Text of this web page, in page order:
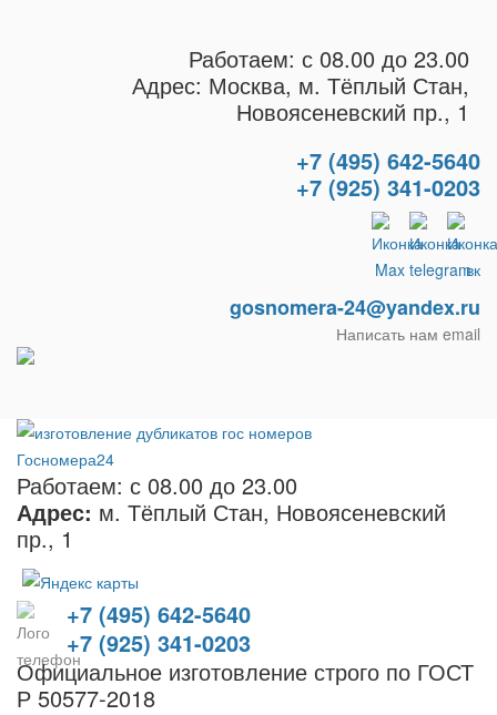
Работаем: с 08.00 до 23.00
Адрес: Москва, м. Тёплый Стан,
Новоясеневский пр., 1
+7 (495) 642-5640
+7 (925) 341-0203
gosnomera-24@yandex.ru
Написать нам email
Работаем: с 08.00 до 23.00
Адрес: м. Тёплый Стан, Новоясеневский
пр., 1
+7 (495) 642-5640
+7 (925) 341-0203
Официальное изготовление строго по ГОСТ
Р 50577-2018